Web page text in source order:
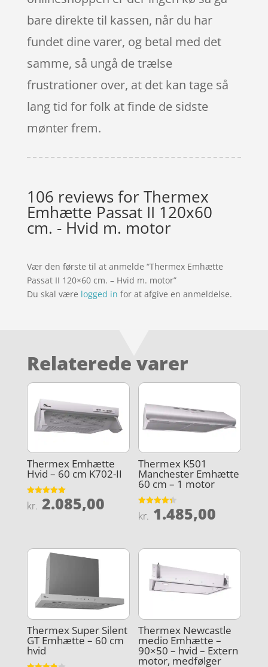
bare direkte til kassen, når du har
fundet dine varer, og betal med det
samme, så ungå de trælse
frustrationer over, at det kan tage så
lang tid for folk at finde de sidste
mønter frem.
106 reviews forThermex
Emhætte Passat II 120x60
cm. - Hvid m. motor
Vær den første til at anmelde “Thermex Emhætte
Passat II 120×60 cm. – Hvid m. motor”
Du skal være logged in for at afgive en anmeldelse.
Relaterede varer
Thermex Emhætte
Hvid – 60 cm K702-II
Vurderet
5
kr. 2.085,00
Thermex K501
Manchester Emhætte
60 cm – 1 motor
Vurderet
4.3
kr. 1.485,00
Thermex Super Silent
GT Emhætte – 60 cm
hvid
Thermex Newcastle
medio Emhætte –
90×50 – hvid – Extern
motor, medfølger